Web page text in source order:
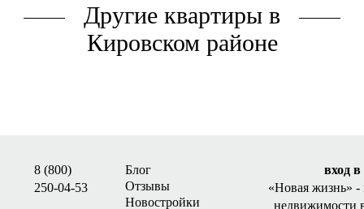
Другие квартиры в
Кировском районе
8 (800)
250-04-53
Блог
Отзывы
Новостройки
вход в
«Новая жизнь» -
недвижимости